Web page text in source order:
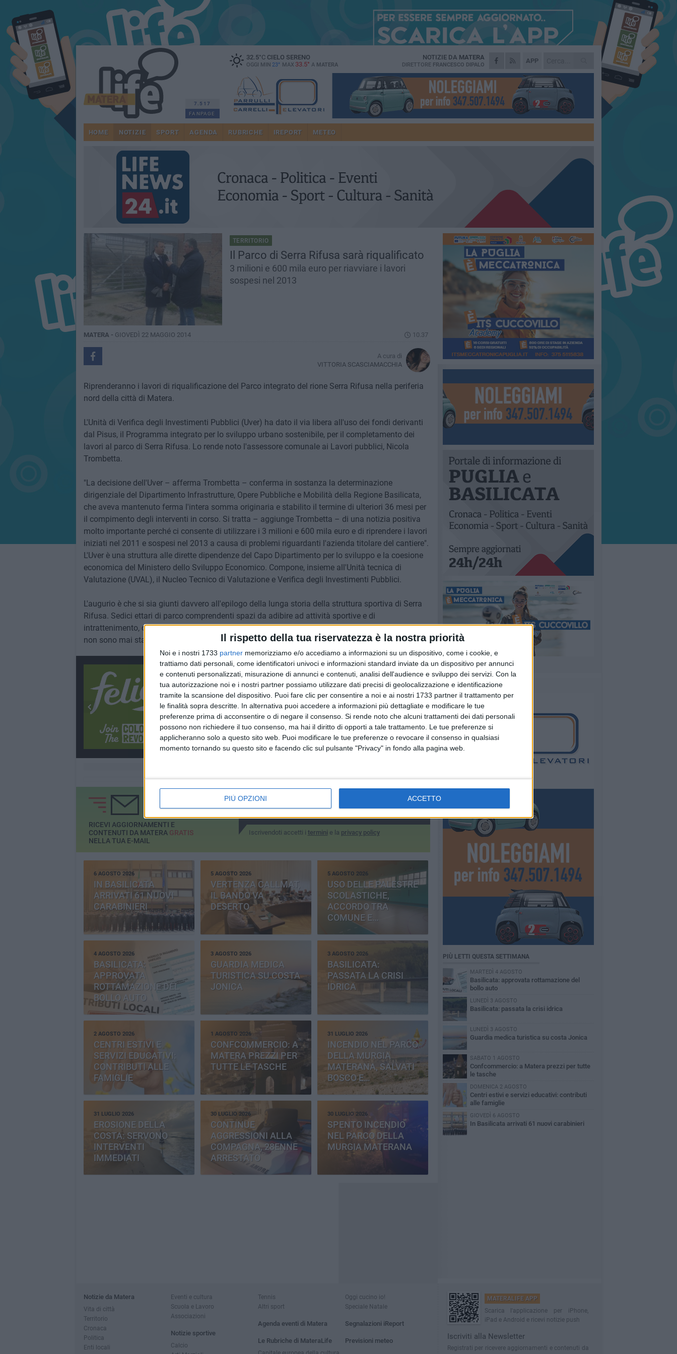
Il rispetto della tua riservatezza è la nostra priorità
Noi e i nostri 1733 partner memorizziamo e/o accediamo a informazioni su un dispositivo, come i cookie, e
trattiamo dati personali, come identificatori univoci e informazioni standard inviate da un dispositivo per annunci
e contenuti personalizzati, misurazione di annunci e contenuti, analisi dell'audience e sviluppo dei servizi. Con la
tua autorizzazione noi e i nostri partner possiamo utilizzare dati precisi di geolocalizzazione e identificazione
tramite la scansione del dispositivo. Puoi fare clic per consentire a noi e ai nostri 1733 partner il trattamento per
le finalità sopra descritte. In alternativa puoi accedere a informazioni più dettagliate e modificare le tue
preferenze prima di acconsentire o di negare il consenso. Si rende noto che alcuni trattamenti dei dati personali
possono non richiedere il tuo consenso, ma hai il diritto di opporti a tale trattamento. Le tue preferenze si
applicheranno solo a questo sito web. Puoi modificare le tue preferenze o revocare il consenso in qualsiasi
momento tornando su questo sito e facendo clic sul pulsante "Privacy" in fondo alla pagina web.
PIÙ OPZIONI ACCETTO
7.517
FANPAGE
32.5°CCIELO SERENO
OGGI MIN 23° MAX 33.5° A MATERA
APP
NOTIZIE DA MATERA
DIRETTORE FRANCESCO DIPALO
HOME NOTIZIE SPORT AGENDA RUBRICHE IREPORT METEO
TERRITORIO
Il Parco di Serra Rifusa sarà riqualificato
3 milioni e 600 mila euro per riavviare i lavori
sospesi nel 2013
MATERA - GIOVEDÌ 22 MAGGIO 2014 10.37
A cura di
VITTORIA SCASCIAMACCHIA
Riprenderanno i lavori di riqualificazione del Parco integrato del rione Serra Rifusa nella periferia
nord della città di Matera.
L'Unità di Verifica degli Investimenti Pubblici (Uver) ha dato il via libera all'uso dei fondi derivanti
dal Pisus, il Programma integrato per lo sviluppo urbano sostenibile, per il completamento dei
lavori al parco di Serra Rifusa. Lo rende noto l'assessore comunale ai Lavori pubblici, Nicola
Trombetta.
"La decisione dell'Uver – afferma Trombetta – conferma in sostanza la determinazione
dirigenziale del Dipartimento Infrastrutture, Opere Pubbliche e Mobilità della Regione Basilicata,
che aveva mantenuto ferma l'intera somma originaria e stabilito il termine di ulteriori 36 mesi per
il compimento degli interventi in corso. Si tratta – aggiunge Trombetta – di una notizia positiva
molto importante perché ci consente di utilizzare i 3 milioni e 600 mila euro e di riprendere i lavori
iniziati nel 2011 e sospesi nel 2013 a causa di problemi riguardanti l'azienda titolare del cantiere".
L'Uver è una struttura alle dirette dipendenze del Capo Dipartimento per lo sviluppo e la coesione
economica del Ministero dello Sviluppo Economico. Compone, insieme all'Unità tecnica di
Valutazione (UVAL), il Nucleo Tecnico di Valutazione e Verifica degli Investimenti Pubblici.
L'augurio è che si sia giunti davvero all'epilogo della lunga storia della struttura sportiva di Serra
Rifusa. Sedici ettari di parco comprendenti spazi da adibire ad attività sportive e di
intrattenimento, che sarebbero dovuti diventare il fiore all'occhiello della città, ma che, in realtà,
non sono mai stati inaugurati diventando terreno fertile per i vandali.
Iscriviti alla Newsletter
Iscrivendoti accetti i termini e la privacy policy
RICEVI AGGIORNAMENTI E
CONTENUTI DA MATERA GRATIS
NELLA TUA E-MAIL
6 AGOSTO 2026
IN BASILICATA
ARRIVATI 61 NUOVI
CARABINIERI
5 AGOSTO 2026
VERTENZA CALLMAT,
IL BANDO VA
DESERTO
5 AGOSTO 2026
USO DELLE PALESTRE
SCOLASTICHE,
ACCORDO TRA
COMUNE E
PROVINCIA
4 AGOSTO 2026
BASILICATA:
APPROVATA
ROTTAMAZIONE DEL
BOLLO AUTO
3 AGOSTO 2026
GUARDIA MEDICA
TURISTICA SU COSTA
JONICA
3 AGOSTO 2026
BASILICATA:
PASSATA LA CRISI
IDRICA
2 AGOSTO 2026
CENTRI ESTIVI E
SERVIZI EDUCATIVI:
CONTRIBUTI ALLE
FAMIGLIE
1 AGOSTO 2026
CONFCOMMERCIO: A
MATERA PREZZI PER
TUTTE LE TASCHE
31 LUGLIO 2026
INCENDIO NEL PARCO
DELLA MURGIA
MATERANA, SALVATI
BOSCO E
CEMENTERIA
31 LUGLIO 2026
EROSIONE DELLA
COSTA: SERVONO
INTERVENTI
IMMEDIATI
30 LUGLIO 2026
CONTINUE
AGGRESSIONI ALLA
COMPAGNA, 28ENNE
ARRESTATO
30 LUGLIO 2026
SPENTO INCENDIO
NEL PARCO DELLA
MURGIA MATERANA
PIÙ LETTI QUESTA SETTIMANA
MARTEDÌ 4 AGOSTO
Basilicata: approvata rottamazione del
bollo auto
LUNEDÌ 3 AGOSTO
Basilicata: passata la crisi idrica
LUNEDÌ 3 AGOSTO
Guardia medica turistica su costa Jonica
SABATO 1 AGOSTO
Confcommercio: a Matera prezzi per tutte
le tasche
DOMENICA 2 AGOSTO
Centri estivi e servizi educativi: contributi
alle famiglie
GIOVEDÌ 6 AGOSTO
In Basilicata arrivati 61 nuovi carabinieri
Notizie da Matera
Vita di città
Territorio
Cronaca
Politica
Enti locali
Eventi e cultura
Scuola e Lavoro
Associazioni
Notizie sportive
Calcio
Tennis
Altri sport
Agenda eventi di Matera
Le Rubriche di MateraLife
Oggi cucino io!
Speciale Natale
Segnalazioni iReport
Previsioni meteo
MATERALIFE APP
Scarica l'applicazione per iPhone,
iPad e Android e ricevi notizie push
Iscriviti alla Newsletter
Registrati per ricevere aggiornamenti e contenuti da